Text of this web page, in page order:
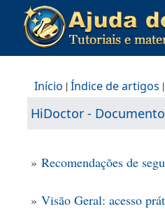
Início |Índice de artigos |
HiDoctor -
» Recomendações de
» Visão Geral: acesso